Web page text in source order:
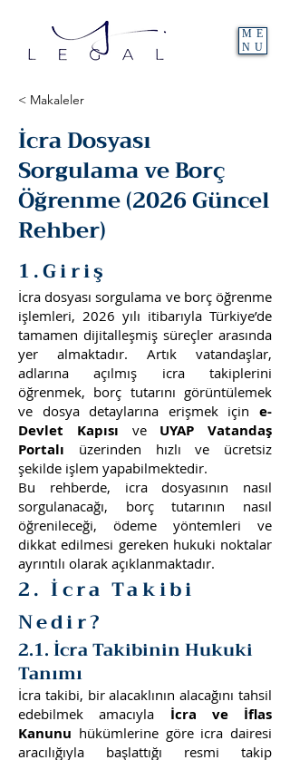
ME
NU
< Makaleler
İcra Dosyası
Sorgulama ve Borç
Öğrenme (2026 Güncel
Rehber)
1.Giriş
İcra dosyası sorgulama ve borç öğrenme
işlemleri, 2026 yılı itibarıyla Türkiye’de
tamamen dijitalleşmiş süreçler arasında
yer almaktadır. Artık vatandaşlar,
adlarına açılmış icra takiplerini
öğrenmek, borç tutarını görüntülemek
ve dosya detaylarına erişmek için e-
Devlet Kapısı ve UYAP Vatandaş
Portalı üzerinden hızlı ve ücretsiz
şekilde işlem yapabilmektedir.
Bu rehberde, icra dosyasının nasıl
sorgulanacağı, borç tutarının nasıl
öğrenileceği, ödeme yöntemleri ve
dikkat edilmesi gereken hukuki noktalar
ayrıntılı olarak açıklanmaktadır.
2. İcra Takibi
Nedir?
2.1. İcra Takibinin Hukuki
Tanımı
İcra takibi, bir alacaklının alacağını tahsil
edebilmek amacıyla İcra ve İflas
Kanunu hükümlerine göre icra dairesi
aracılığıyla başlattığı resmi takip